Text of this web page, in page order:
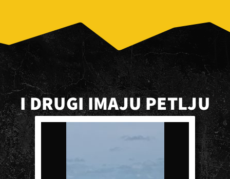
I DRUGI IMAJU PETLJU